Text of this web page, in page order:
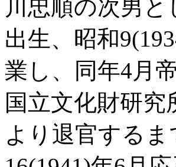
川忠順の次男と
出生、昭和
業し、同年4月
国立文化財研究
より退官する